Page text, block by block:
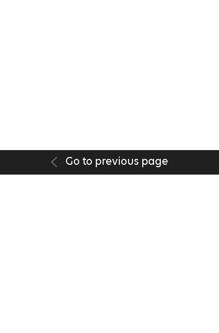
Go to previous page